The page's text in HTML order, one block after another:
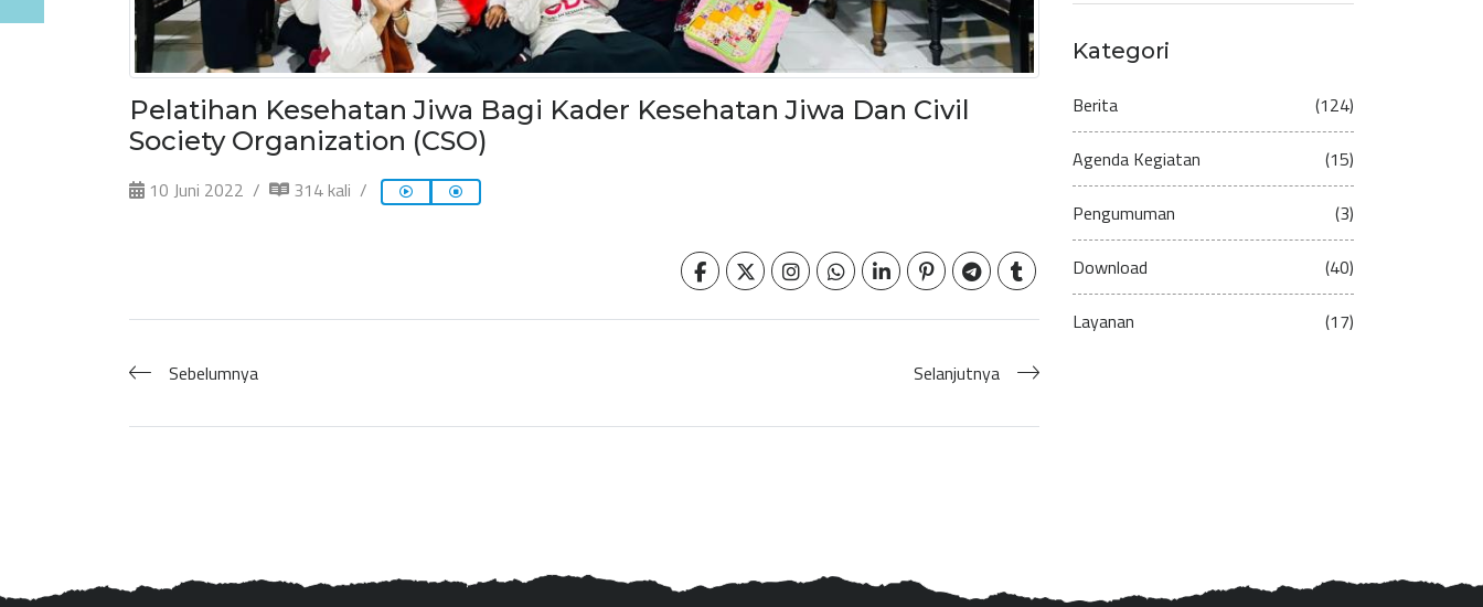
Pelatihan Kesehatan Jiwa Bagi Kader Kesehatan Jiwa Dan Civil
Society Organization (CSO)
10 Juni 2022 314 kali
Sebelumnya Selanjutnya
Kategori
Berita (124)
Agenda Kegiatan (15)
Pengumuman (3)
Download (40)
Layanan (17)